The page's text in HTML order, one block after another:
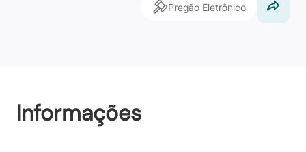
Pregão Eletrônico
Informações